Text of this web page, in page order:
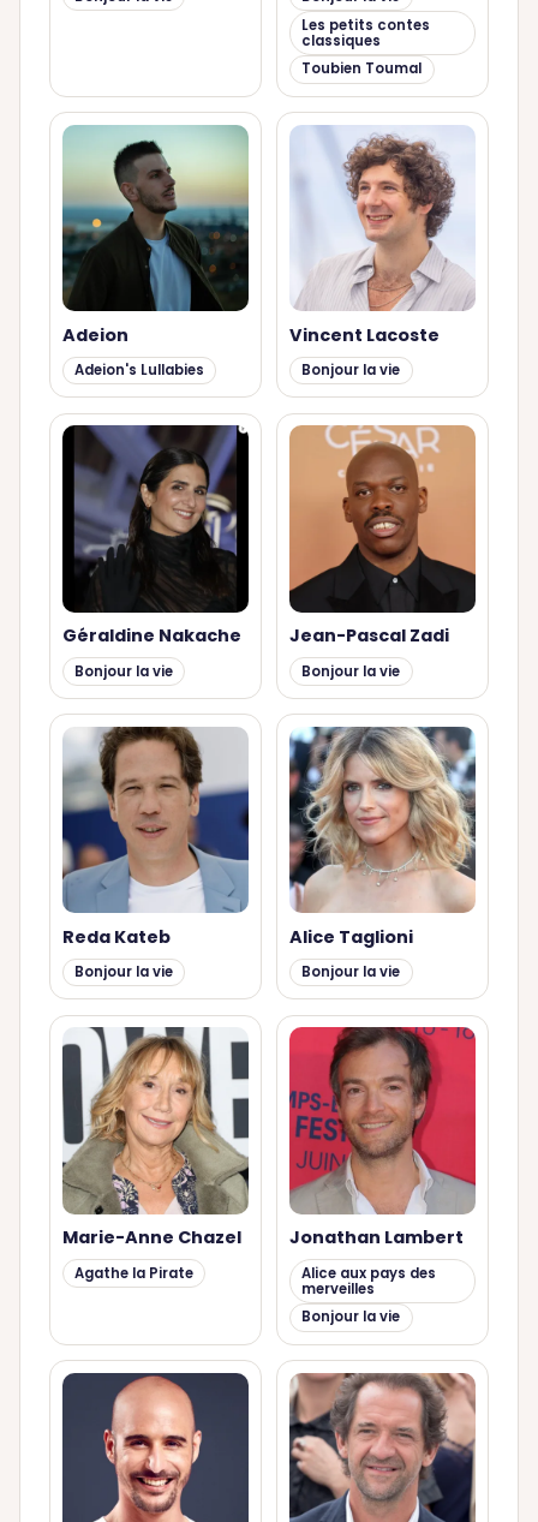
Les petits contes
classiques
Toubien Toumal
Adeion
Adeion's Lullabies
Vincent Lacoste
Bonjour la vie
Géraldine Nakache
Bonjour la vie
Jean-Pascal Zadi
Bonjour la vie
Reda Kateb
Bonjour la vie
Alice Taglioni
Bonjour la vie
Marie-Anne Chazel
Agathe la Pirate
Jonathan Lambert
Alice aux pays des
merveilles
Bonjour la vie